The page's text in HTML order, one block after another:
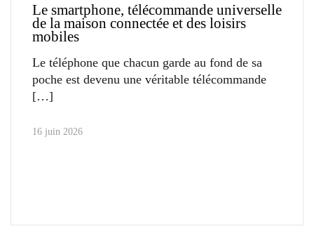
Le smartphone, télécommande universelle
de la maison connectée et des loisirs
mobiles
Le téléphone que chacun garde au fond de sa
poche est devenu une véritable télécommande
16 juin 2026